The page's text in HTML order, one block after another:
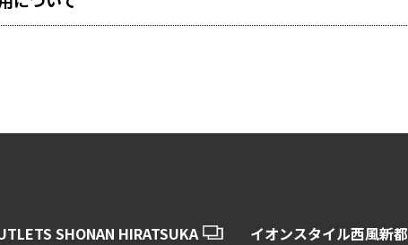
SHONAN HIRATSUKA イオンスタイル西風新都